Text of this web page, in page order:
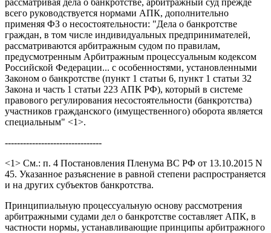
всего руководствуется нормами АПК, дополнительно
применяя ФЗ о несостоятельности: "Дела о банкротстве
граждан, в том числе индивидуальных предпринимателей,
рассматриваются арбитражным судом по правилам,
предусмотренным Арбитражным процессуальным кодексом
Российской Федерации... с особенностями, установленными
Законом о банкротстве (пункт 1 статьи 6, пункт 1 статьи 32
Закона и часть 1 статьи 223 АПК РФ), который в системе
правового регулирования несостоятельности (банкротства)
участников гражданского (имущественного) оборота является
специальным" <1>.
--------------------------------
<1> См.: п. 4 Постановления Пленума ВС РФ от 13.10.2015 N
45. Указанное разъяснение в равной степени распространяется
и на других субъектов банкротства.
Принципиальную процессуальную основу рассмотрения
арбитражными судами дел о банкротстве составляет АПК, в
частности нормы, устанавливающие принципы арбитражного